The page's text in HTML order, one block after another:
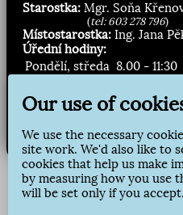
Starostka: Mgr. Soňa
(tel: 603 278 796)
Místostarostka: Ing. Jana
Úřední hodiny:
Pondělí, středa 8.00 - 11:30
Zasílání novinek:
Přihlásit odběr
Our use of
We use the necessary
site work. We'd also like to
cookies that help us make
by measuring how you use
will be set only if you accept.